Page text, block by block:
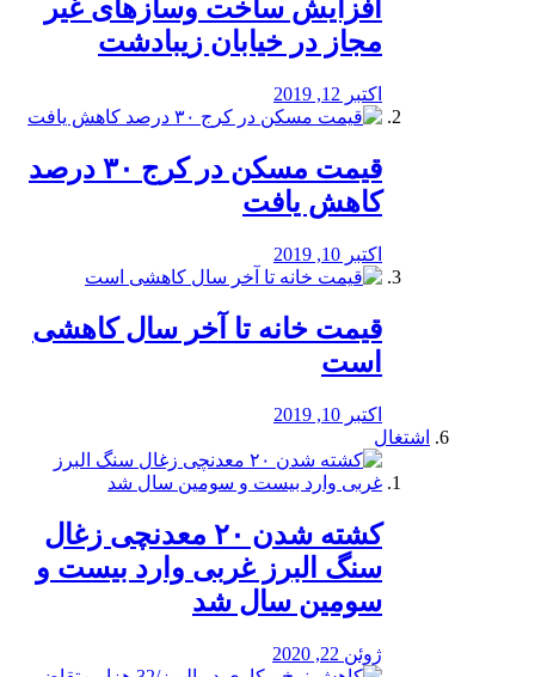
افزایش ساخت وسازهای غیر
مجاز در خیابان زیبادشت
اکتبر 12, 2019
️قیمت مسکن در کرج ۳۰ درصد
کاهش یافت
اکتبر 10, 2019
قیمت خانه تا آخر سال کاهشی
است
اکتبر 10, 2019
اشتغال
کشته شدن ۲۰ معدنچی زغال
سنگ البرز غربی وارد بیست و
سومین سال شد
ژوئن 22, 2020